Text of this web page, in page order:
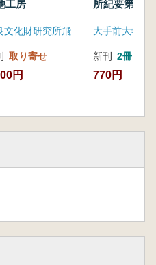
工房
奈良文化財研究所飛鳥資料館
取り寄せ
円
所紀要第17号
大手前大学史
新刊 2冊
770円